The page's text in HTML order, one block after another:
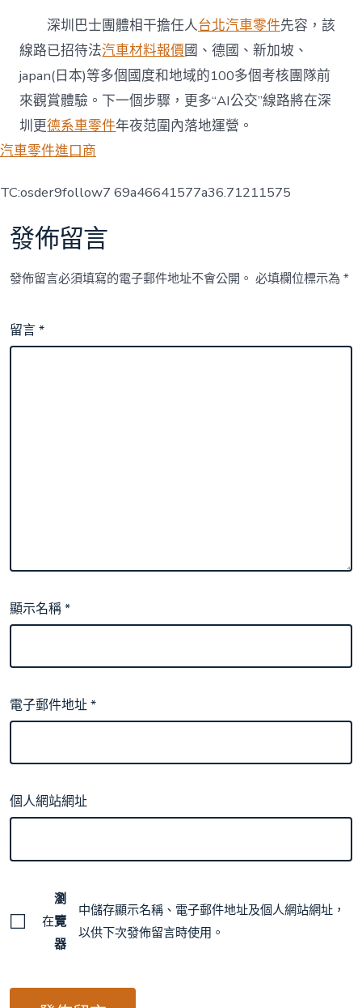
深圳巴士團體相干擔任人台北汽車零件先容，該
線路已招待法汽車材料報價國、德國、新加坡、
japan(日本)等多個國度和地域的100多個考核團隊前
來觀賞體驗。下一個步驟，更多“AI公交”線路將在深
圳更德系車零件年夜范圍內落地運營。
汽車零件進口商
TC:osder9follow7 69a46641577a36.71211575
發佈留言
發佈留言必須填寫的電子郵件地址不會公開。 必填欄位標示為*
留言*
顯示名稱*
電子郵件地址*
個人網站網址
在
瀏
覽
器
中儲存顯示名稱、電子郵件地址及個人網站網址，
以供下次發佈留言時使用。